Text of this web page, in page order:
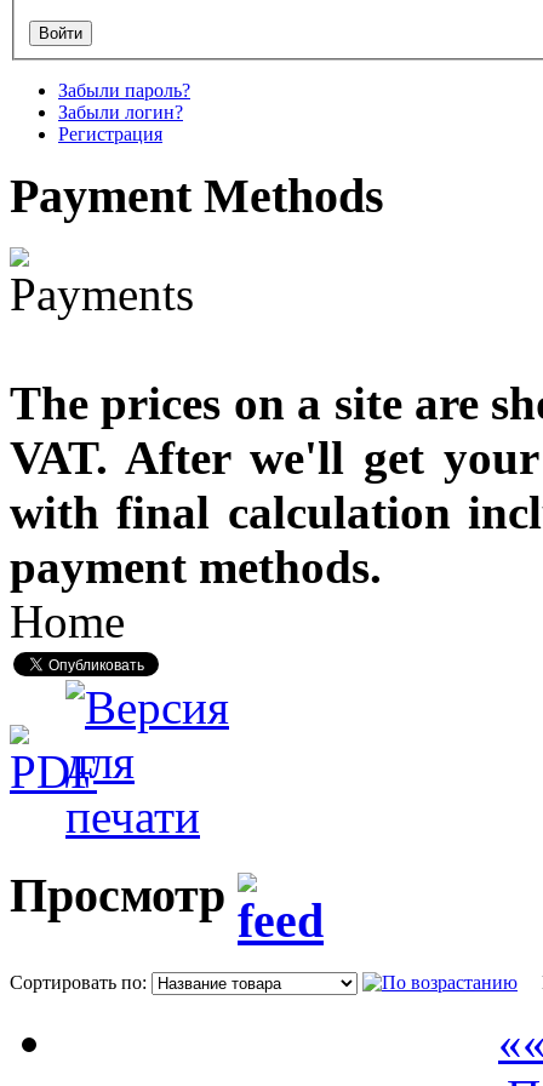
€711.00
Вы экономите: €79.00
Забыли пароль?
Забыли логин?
Регистрация
PaymentMethods
The prices on a site are
VAT. After we'll get
with final calculation
payment methods.
Home
Просмотр
Сортировать по: